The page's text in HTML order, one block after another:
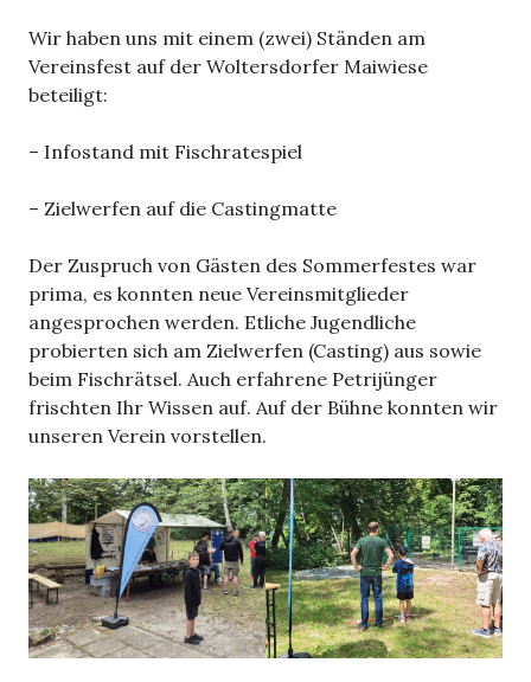
Wir haben uns mit einem (zwei) Ständen am
Vereinsfest auf der Woltersdorfer Maiwiese
beteiligt:
– Infostand mit Fischratespiel
– Zielwerfen auf die Castingmatte
Der Zuspruch von Gästen des Sommerfestes war
prima, es konnten neue Vereinsmitglieder
angesprochen werden. Etliche Jugendliche
probierten sich am Zielwerfen (Casting) aus sowie
beim Fischrätsel. Auch erfahrene Petrijünger
frischten Ihr Wissen auf. Auf der Bühne konnten wir
unseren Verein vorstellen.